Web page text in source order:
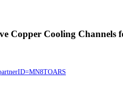
Cooling Channels